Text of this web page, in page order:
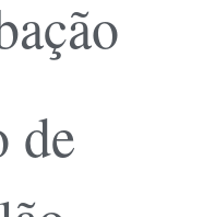
de